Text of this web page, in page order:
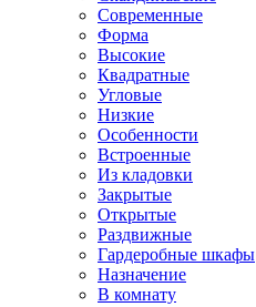
Современные
Форма
Высокие
Квадратные
Угловые
Низкие
Особенности
Встроенные
Из кладовки
Закрытые
Открытые
Раздвижные
Гардеробные шкафы
Назначение
В комнату